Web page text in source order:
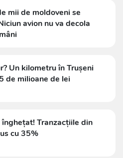
mii de moldoveni se
avion nu va decola
Un kilometru în Trușeni
de milioane de lei
Tranzacțiile din
cu 35%